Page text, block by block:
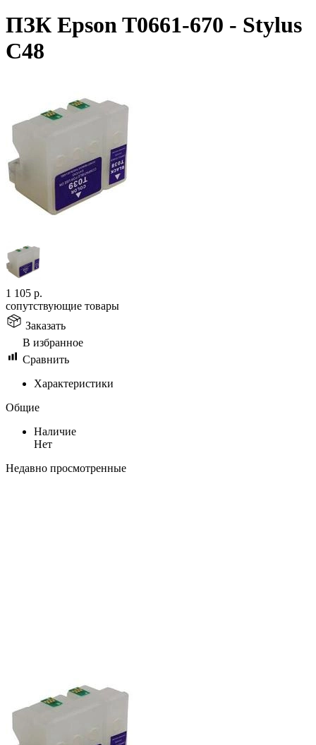
ПЗК Epson T0661-670 - Stylus
C48
1 105 р.
сопутствующие товары
Заказать
В избранное
Сравнить
Характеристики
Общие
Наличие
Нет
Недавно просмотренные